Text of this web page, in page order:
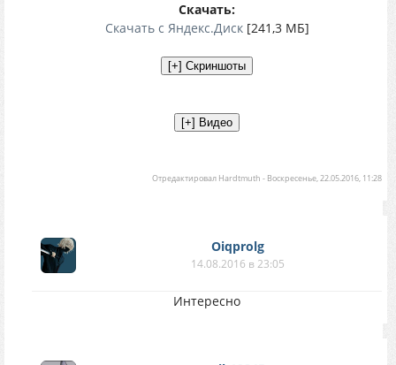
Скачать:
Скачать с Яндекс.Диск [241,3 МБ]
Отредактировал Hardtmuth - Воскресенье, 22.05.2016, 11:28
Oiqprolg
14.08.2016 в 23:05
Интересно